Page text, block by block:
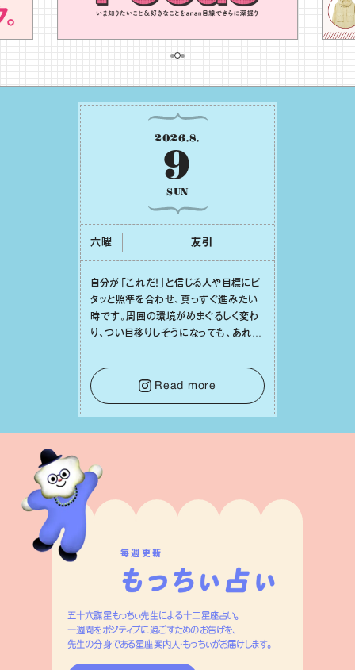
2026.8.
9
SUN
六曜 友引
⾃分が「これだ！」と信じる⼈や⽬標にピ
タッと照準を合わせ、真っすぐ進みたい
時です。周囲の環境がめまぐるしく変わ
り、つい⽬移りしそうになっても、あれこ
をそっと⼿放し、⽬の前のことに集中しま
しょう。そのブレない決意が、あなたにと
って有意義で安定した成果を引き寄せま
す。
Read more
毎週更新
五十六謀星もっちぃ先生による十二星座占い。
一週間をポジティブに過ごすためのお告げを、
先生の分身である星座案内人・もっちぃがお届けします。